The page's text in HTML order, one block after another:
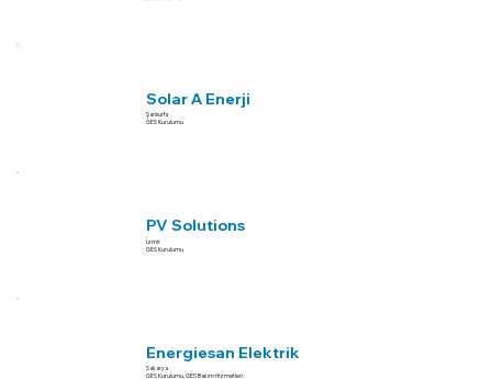
Solar A Enerji
Şanlıurfa
GES Kurulumu
PV Solutions
İzmir
GES Kurulumu
Energiesan Elektrik
Sakarya
GES Kurulumu, GES Bakım Hizmetleri